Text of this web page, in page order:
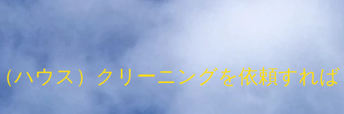
ハウス）クリーニングを依頼すれば